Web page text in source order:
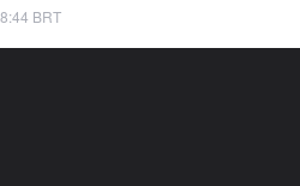
BRT